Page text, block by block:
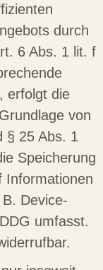
durch
6 Abs. 1 lit. f
erfolgt die
von
§ 25 Abs. 1
Speicherung
Informationen
Device-
umfasst.